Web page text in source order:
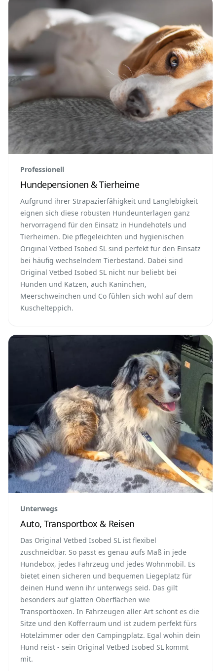
Professionell
Hundepensionen & Tierheime
Aufgrund ihrer Strapazierfähigkeit und Langlebigkeit
eignen sich diese robusten Hundeunterlagen ganz
hervorragend für den Einsatz in Hundehotels und
Tierheimen. Die pflegeleichten und hygienischen
Original Vetbed Isobed SL sind perfekt für den Einsatz
bei häufig wechselndem Tierbestand. Dabei sind
Original Vetbed Isobed SL nicht nur beliebt bei
Hunden und Katzen, auch Kaninchen,
Meerschweinchen und Co fühlen sich wohl auf dem
Kuschelteppich.
Unterwegs
Auto, Transportbox & Reisen
Das Original Vetbed Isobed SL ist flexibel
zuschneidbar. So passt es genau aufs Maß in jede
Hundebox, jedes Fahrzeug und jedes Wohnmobil. Es
bietet einen sicheren und bequemen Liegeplatz für
deinen Hund wenn ihr unterwegs seid. Das gilt
besonders auf glatten Oberflächen wie
Transportboxen. In Fahrzeugen aller Art schont es die
Sitze und den Kofferraum und ist zudem perfekt fürs
Hotelzimmer oder den Campingplatz. Egal wohin dein
Hund reist - sein Original Vetbed Isobed SL kommt
mit.